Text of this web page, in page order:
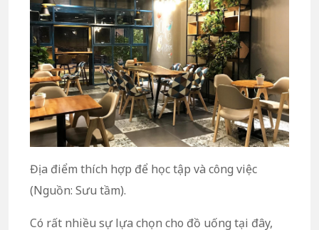
Địa điểm thích hợp để học tập và công việc
(Nguồn: Sưu tầm).
Có rất nhiều sự lựa chọn cho đồ uống tại đây,